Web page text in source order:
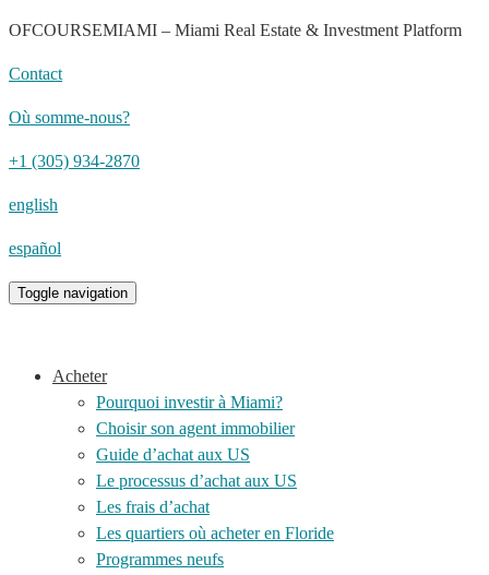
OFCOURSEMIAMI – Miami Real Estate & Investment Platform
Contact
Où somme-nous?
+1 (305) 934-2870
english
español
Toggle navigation
Acheter
Pourquoi investir à Miami?
Choisir son agent immobilier
Guide d’achat aux US
Le processus d’achat aux US
Les frais d’achat
Les quartiers où acheter en Floride
Programmes neufs